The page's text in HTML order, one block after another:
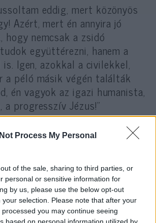
Process My Personal
of the sale, sharing to third parties, or
personal or sensitive information for
by us, please use the below opt-out
selection. Please note that after your
you may continue seeing
eddig, mert közönyös
Azért, mert én annyira jó
hogy nemcsak a zsidó
együttérezni, hanem a
Igen, azokkal a civilekkel,
a péló másik végén találták
én vagyok az igazi humanista,
a progresszív Jézus!”
makacs dolog: a gyilkos
nem egyenrangú